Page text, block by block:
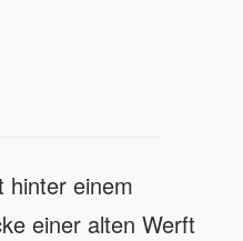
hinter einem
einer alten Werft